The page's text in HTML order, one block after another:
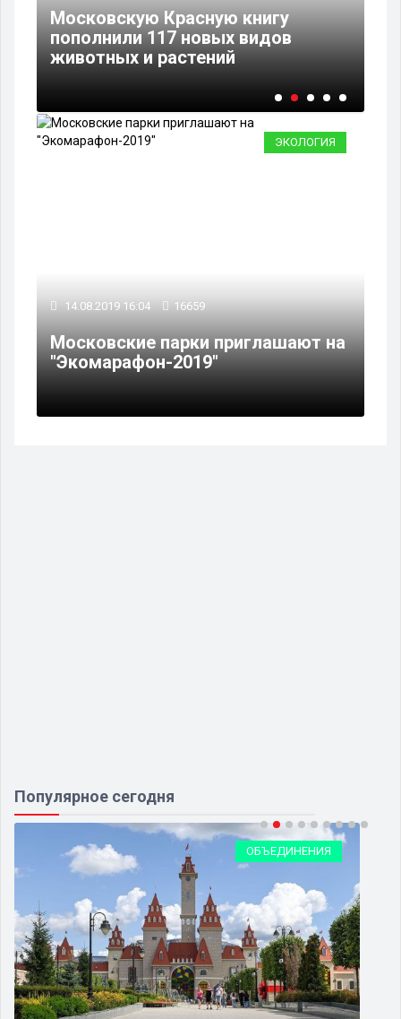
Московскую Красную книгу
пополнили 117 новых видов
животных и растений
ЭКОЛОГИЯ
14.08.2019 16:04 16659
Московские парки приглашают на
"Экомарафон-2019"
Популярное сегодня
ОБЪЕДИНЕНИЯ